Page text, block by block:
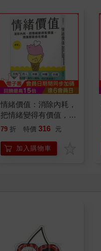
情緒價值：消除內耗，
把情緒變得有價值，跟
誰都能自在相處
79 折 特價 316 元
加入購物車